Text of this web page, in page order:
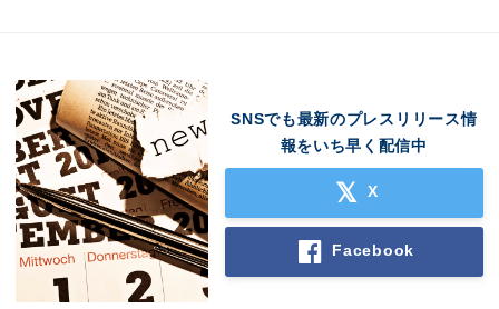
SNSでも最新のプレスリリース情
報をいち早く配信中
X
Facebook